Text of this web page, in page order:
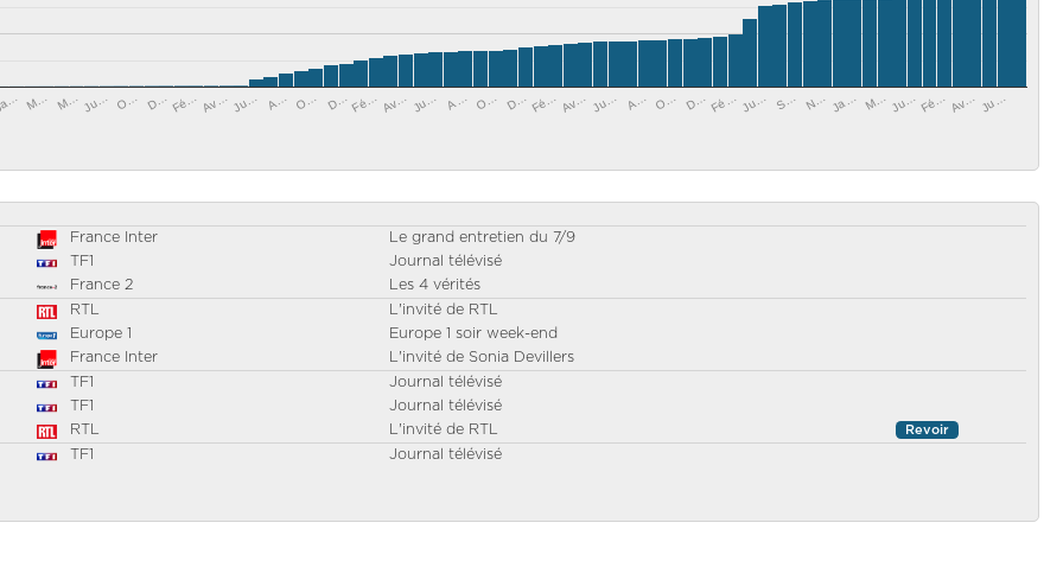
M… M… Ju… O… D… Fé… Av… Ju… A… O… D…Fé… Av… Ju… A… O… D… Fé… Av… Ju… A… O… D… Fé… Ju… S… N… Ja… M… Ju…Fé… Av… Ju…
France Inter
Le grand entretien du 7/9
TF1
Journal télévisé
France 2
Les 4 vérités
RTL
L'invité de RTL
Europe 1
Europe 1 soir week-end
France Inter
L'invité de Sonia Devillers
TF1
Journal télévisé
TF1
Journal télévisé
RTL L'invité de RTL Revoir
TF1 Journal télévisé